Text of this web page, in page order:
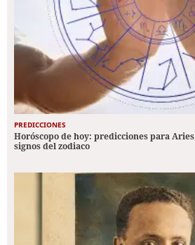
PREDICCIONES
Horóscopo de hoy: predicciones para
signos del zodiaco